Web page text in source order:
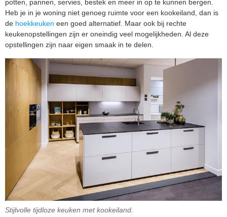
potten, pannen, servies, bestek en meer in op te kunnen bergen.
Heb je in je woning niet genoeg ruimte voor een kookeiland, dan is
de hoekkeuken een goed alternatief. Maar ook bij rechte
keukenopstellingen zijn er oneindig veel mogelijkheden. Al deze
opstellingen zijn naar eigen smaak in te delen.
Stijlvolle tijdloze keuken met kookeiland.